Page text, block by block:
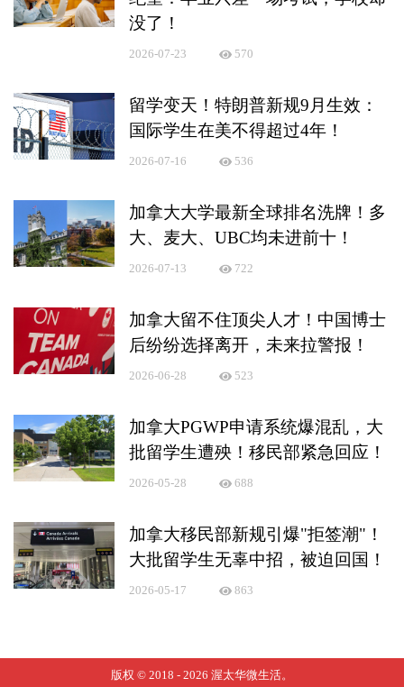
没了！
2026-07-23 570
留学变天！特朗普新规9月生效：
国际学生在美不得超过4年！
2026-07-16 536
加拿大大学最新全球排名洗牌！多
大、麦大、UBC均未进前十！
2026-07-13 722
加拿大留不住顶尖人才！中国博士
后纷纷选择离开，未来拉警报！
2026-06-28 523
加拿大PGWP申请系统爆混乱，大
批留学生遭殃！移民部紧急回应！
2026-05-28 688
加拿大移民部新规引爆"拒签潮"！
大批留学生无辜中招，被迫回国！
2026-05-17 863
版权 © 2018 - 2026 渥太华微生活。